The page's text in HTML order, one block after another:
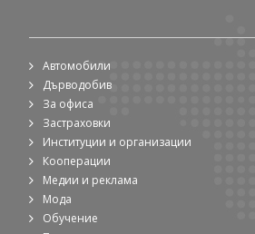
Автомобили
Дърводобив
За офиса
Застраховки
Институции и организации
Кооперации
Медии и реклама
Мода
Обучение